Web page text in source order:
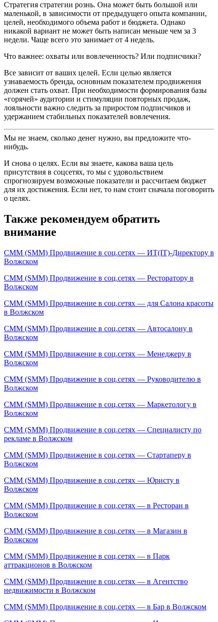
Стратегия стратегии рознь. Она может быть большой или
маленькой, в зависимости от предыдущего опыта компании,
целей, необходимого объема работ и бюджета. Однако
никакой вариант не может быть написан меньше чем за 3
недели. Чаще всего это занимает от 4 недель.
Что важнее: охваты или вовлеченность? Или подписчики?
Все зависит от ваших целей. Если целью является
узнаваемость бренда, основным показателем продвижения
должен стать охват. При необходимости формирования базы
«горячей» аудитории и стимуляции повторных продаж,
лояльности важно следить за приростом подписчиков и
удержанием стабильных показателей вовлечения.
Мы не знаем, сколько денег нужно, вы предложите что-
нибудь.
И снова о целях. Если вы знаете, какова ваша цель
присутствия в соцсетях, то мы с удовольствием
спрогнозируем возможные показатели и рассчитаем бюджет
для их достижения. Если нет, то нам стоит сначала поговорить
о целях.
Также рекомендуем обратить
внимание
СММ (SMM) Продвижение в соц.сетях — ИТ(IT)-Директору в
Волжском
СММ (SMM) Продвижение в соц.сетях — Ресторатору в
Волжском
СММ (SMM) Продвижение в соц.сетях — для Салона красоты
в Волжском
СММ (SMM) Продвижение в соц.сетях — Автосалону в
Волжском
СММ (SMM) Продвижение в соц.сетях — Менеджеру в
Волжском
СММ (SMM) Продвижение в соц.сетях — Руководителю в
Волжском
СММ (SMM) Продвижение в соц.сетях — Маркетологу в
Волжском
СММ (SMM) Продвижение в соц.сетях — Специалисту по
рекламе в Волжском
СММ (SMM) Продвижение в соц.сетях — Стартаперу в
Волжском
СММ (SMM) Продвижение в соц.сетях — Юристу в
Волжском
СММ (SMM) Продвижение в соц.сетях — в Ресторан в
Волжском
СММ (SMM) Продвижение в соц.сетях — в Магазин в
Волжском
СММ (SMM) Продвижение в соц.сетях — в Парк
аттракционов в Волжском
СММ (SMM) Продвижение в соц.сетях — в Агентство
недвижимости в Волжском
СММ (SMM) Продвижение в соц.сетях — в Бар в Волжском